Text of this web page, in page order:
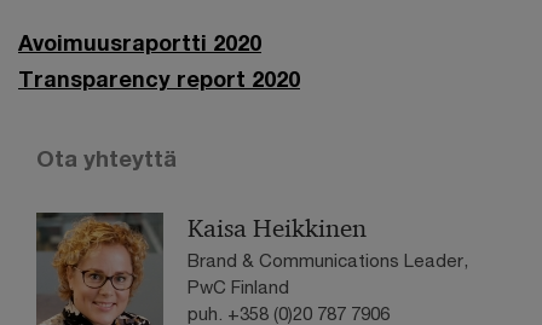
Avoimuusraportti 2020
Transparency report 2020
Ota yhteyttä
Kaisa Heikkinen
Brand & Communications Leader,
PwC Finland
puh. +358 (0)20 787 7906